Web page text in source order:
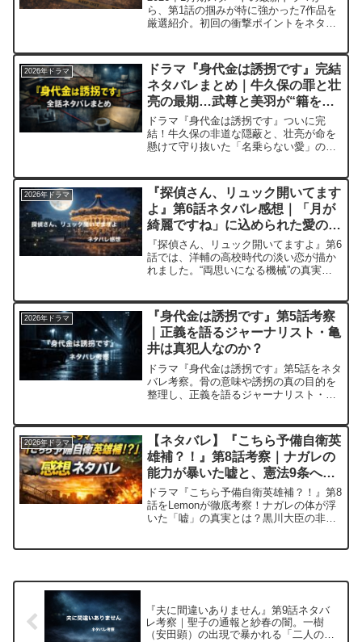
ら、第1話の掴みが特に強かった7作品を
厳選紹介。初回の衝撃ポイントをネタバ
2026年ドラマ
ドラマ『身代金は誘拐です』完結
ネタバレまとめ｜牛久保の罪と壮
亮の最期…武尊と美羽が“籍を抜
いてまで”守りたかった絆とは？
ドラマ『身代金は誘拐です』ついに完
結！牛久保の非道な隠蔽と、壮亮が命を
懸けて守り抜いた「名乗らない愛」の最
バーベキューで見せた嘘のない笑顔に、
Lemonが涙の最終回レビュー！🍋✨
2026年ドラマ
『探偵さん、リュック開いてます
よ』第6話ネタバレ感想｜「月が
綺麗ですね」に込められた愛の意
味
『探偵さん、リュック開いてますよ』第6
話では、洋輔の高校時代の淡い恋が描か
れました。“両思いになる機械”の真実
す。
2026年ドラマ
『身代金は誘拐です』第5話考察
｜正義を語るジャーナリスト・亀
井は真犯人なのか？
ドラマ『身代金は誘拐です』第5話をネタ
バレ考察。骨の意味や誘拐の真の目的を
整理し、正義を語るジャーナリスト・亀
2026年ドラマ
【ネタバレ】『こちら予備自衛英
雄補？！』第8話考察｜ナガレの
能力が暴いた嘘と、憲法9条への
鋭い風刺
ドラマ『こちら予備自衛英雄補？！』第8
話をLemonが徹底考察！ナガレの体が浮
いた「嘘」の真実とは？黒川大臣の非情
『夫に間違いありません』第9話ネタバ
レ考察｜聖子の通報と紗春の闇。一樹
（安田顕）の出現で暴かれる「二人の